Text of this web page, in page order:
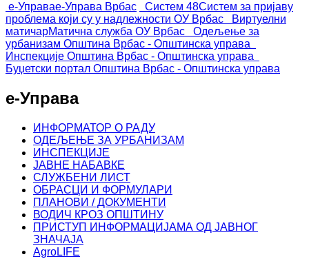
е-Управае-Управа Врбас Систем 48Систем за пријаву
проблема који су у надлежности ОУ Врбас
Виртуелни
матичарМатична служба ОУ Врбас
Одељење за
урбанизам Општина Врбас - Општинска управа
Инспекције Општина Врбас - Општинска управа
Буџетски портал Општина Врбас - Општинска управа
е-Управа
ИНФОРМАТОР О РАДУ
ОДЕЉЕЊЕ ЗА УРБАНИЗАМ
ИНСПЕКЦИЈЕ
ЈАВНЕ НАБАВКЕ
СЛУЖБЕНИ ЛИСТ
ОБРАСЦИ И ФОРМУЛАРИ
ПЛАНОВИ / ДОКУМЕНТИ
ВОДИЧ КРОЗ ОПШТИНУ
ПРИСТУП ИНФОРМАЦИЈАМА ОД ЈАВНОГ
ЗНАЧАЈА
AgroLIFE